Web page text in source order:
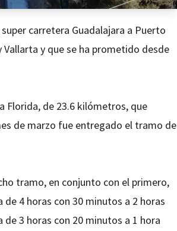
carretera Guadalajara a Puerto
y que se ha prometido desde
Florida, de 23.6 kilómetros, que
de marzo fue entregado el tramo de
tramo, en conjunto con el primero,
4 horas con 30 minutos a 2 horas
3 horas con 20 minutos a 1 hora